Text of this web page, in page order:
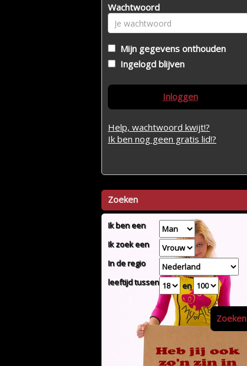
Wachtwoord
Mijn gegevens onthouden
Ingelogd blijven
Inloggen
Help, wachtwoord kwijt!?
Ik ben nog geen gratis lid!?
Zoeken
Ik ben een
Ik zoek een
In de regio
leeftijd tussen
en
Zoeken